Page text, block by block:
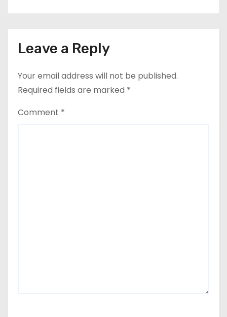
Leave a Reply
Your email address will not be published.
Required fields are marked *
Comment *